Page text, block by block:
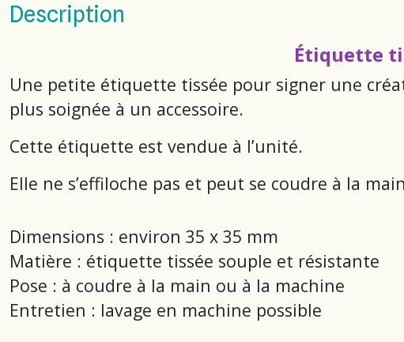
Description
Étiquette
Une petite étiquette tissée pour signer une
plus soignée à un accessoire.
Cette étiquette est vendue à l’unité.
Elle ne s’effiloche pas et peut se coudre à la
Dimensions : environ 35 x 35 mm
Matière : étiquette tissée souple et résistante
Pose : à coudre à la main ou à la machine
Entretien : lavage en machine possible